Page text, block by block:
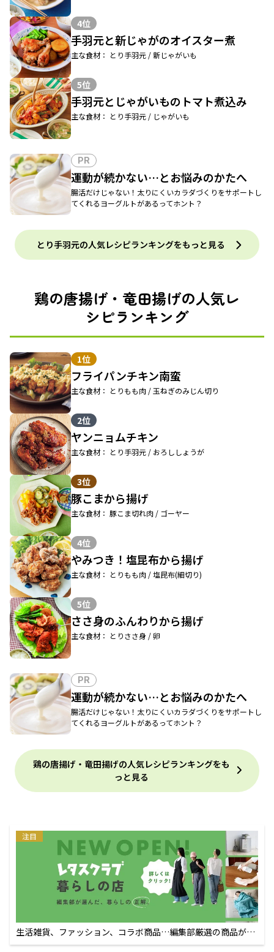
4位
手羽元と新じゃがのオイスター煮
主な食材： とり手羽元 / 新じゃがいも
5位
手羽元とじゃがいものトマト煮込み
主な食材： とり手羽元 / じゃがいも
PR
運動が続かない…とお悩みのかたへ
腸活だけじゃない！太りにくいカラダづくりをサポートし
てくれるヨーグルトがあるってホント？
とり手羽元の人気レシピランキングをもっと見る
鶏の唐揚げ・竜田揚げの人気レ
シピランキング
1位
フライパンチキン南蛮
主な食材： とりもも肉 / 玉ねぎのみじん切り
2位
ヤンニョムチキン
主な食材： とり手羽元 / おろししょうが
3位
豚こまから揚げ
主な食材： 豚こま切れ肉 / ゴーヤー
4位
やみつき！塩昆布から揚げ
主な食材： とりもも肉 / 塩昆布(細切り)
5位
ささ身のふんわりから揚げ
主な食材： とりささ身 / 卵
PR
運動が続かない…とお悩みのかたへ
腸活だけじゃない！太りにくいカラダづくりをサポートし
てくれるヨーグルトがあるってホント？
鶏の唐揚げ・竜田揚げの人気レシピランキングをも
っと見る
注目
生活雑貨、ファッション、コラボ商品…編集部厳選の商品が買
えるECサイト